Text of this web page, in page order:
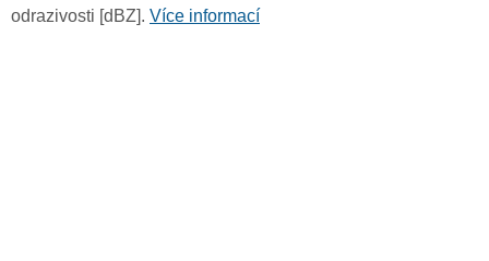
odrazivosti [dBZ]. Více informací